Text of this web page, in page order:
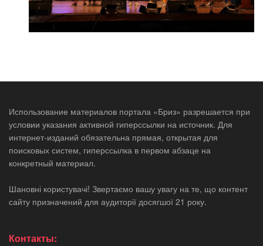
Использование материалов портала «Бриз» разрешается при
условии указания активной гиперссылки на источник. Для
интернет-изданий обязательна прямая, открытая для
поисковых систем, гиперссылка в первом абзаце на
конкретный материал.
Шановні користувачі! Звертаємо вашу увагу на те, що контент
сайту призначений для аудиторії досягшої 21 року.
Контакты: